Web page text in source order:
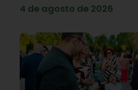
4 de agosto de 2026